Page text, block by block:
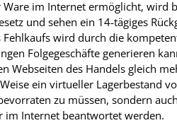
im Internet ermöglicht, wird
und sehen ein 14-tägiges
Fehlkaufs wird durch die
Folgegeschäfte generieren
Webseiten des Handels gleich
ein virtueller Lagerbestand
zu müssen, sondern
im Internet beantwortet werden.